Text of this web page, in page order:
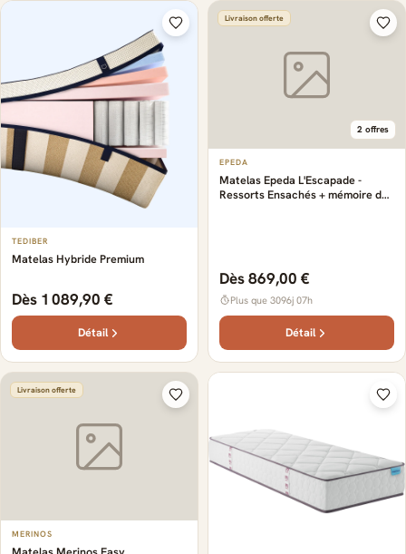
TEDIBER
Matelas Hybride Premium
Dès 1 089,90 €
Détail
Livraison offerte
2 offres
EPEDA
Matelas Epeda L'Escapade -
Ressorts Ensachés + mémoire de
Dès 869,00 €
Plus que 3096j 07h
Détail
Livraison offerte
MERINOS